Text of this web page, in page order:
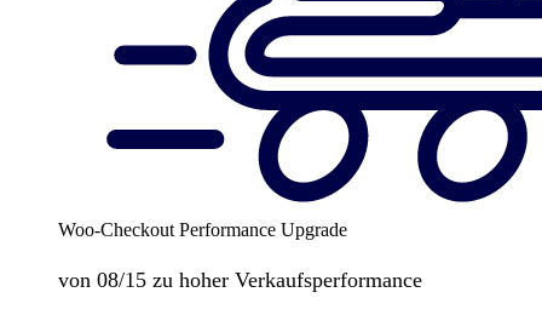
Woo-Checkout Performance Upgrade
von 08/15 zu hoher Verkaufsperformance